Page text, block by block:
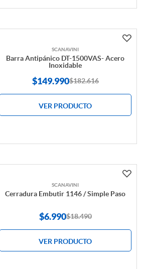
SCANAVINI
Barra Antipánico DT-1500VAS- Acero
Inoxidable
$149.990$182.616
VER PRODUCTO
SCANAVINI
Cerradura Embutir 1146 / Simple Paso
$6.990$18.490
VER PRODUCTO